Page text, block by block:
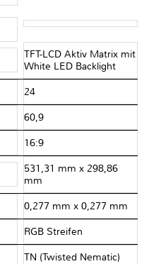
TFT-LCD Aktiv Matrix mit
White LED Backlight
24
60,9
16:9
531,31 mm x 298,86
mm
0,277 mm x 0,277 mm
RGB Streifen
TN (Twisted Nematic)